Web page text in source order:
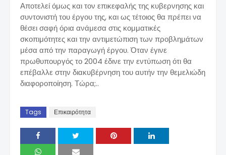
Αποτελεί όμως και τον επικεφαλής της κυβερνησης και
συντονιστή του έργου της, και ως τέτοιος θα πρέπει να
θέσει σαφή όρια ανάμεσα στις κομματικές
σκοπιμότητες και την αντιμετώπιση των προβλημάτων
μέσα από την παραγωγή έργου. Όταν έγινε
πρωθυπουργός το 2004 έδινε την εντύπωση ότι θα
επέβαλλε στην διακυβέρνηση του αυτήν την θεμελιώδη
διαφοροποίηση. Τώρα;..
Tags Επικαιρότητα